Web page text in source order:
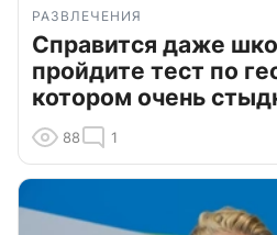
РАЗВЛЕЧЕНИЯ
Справится даже
пройдите тест по
котором очень
88 1